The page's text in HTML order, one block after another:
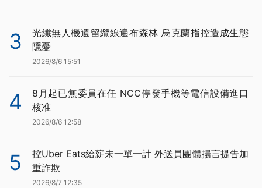
3
光纖無人機遺留纜線遍布森林 烏克蘭指控造成生態
隱憂
2026/8/6 15:51
4
8月起已無委員在任 NCC停發手機等電信設備進口
核准
2026/8/6 12:58
5
控Uber Eats給薪未一單一計 外送員團體揚言提告加
重詐欺
2026/8/7 12:35